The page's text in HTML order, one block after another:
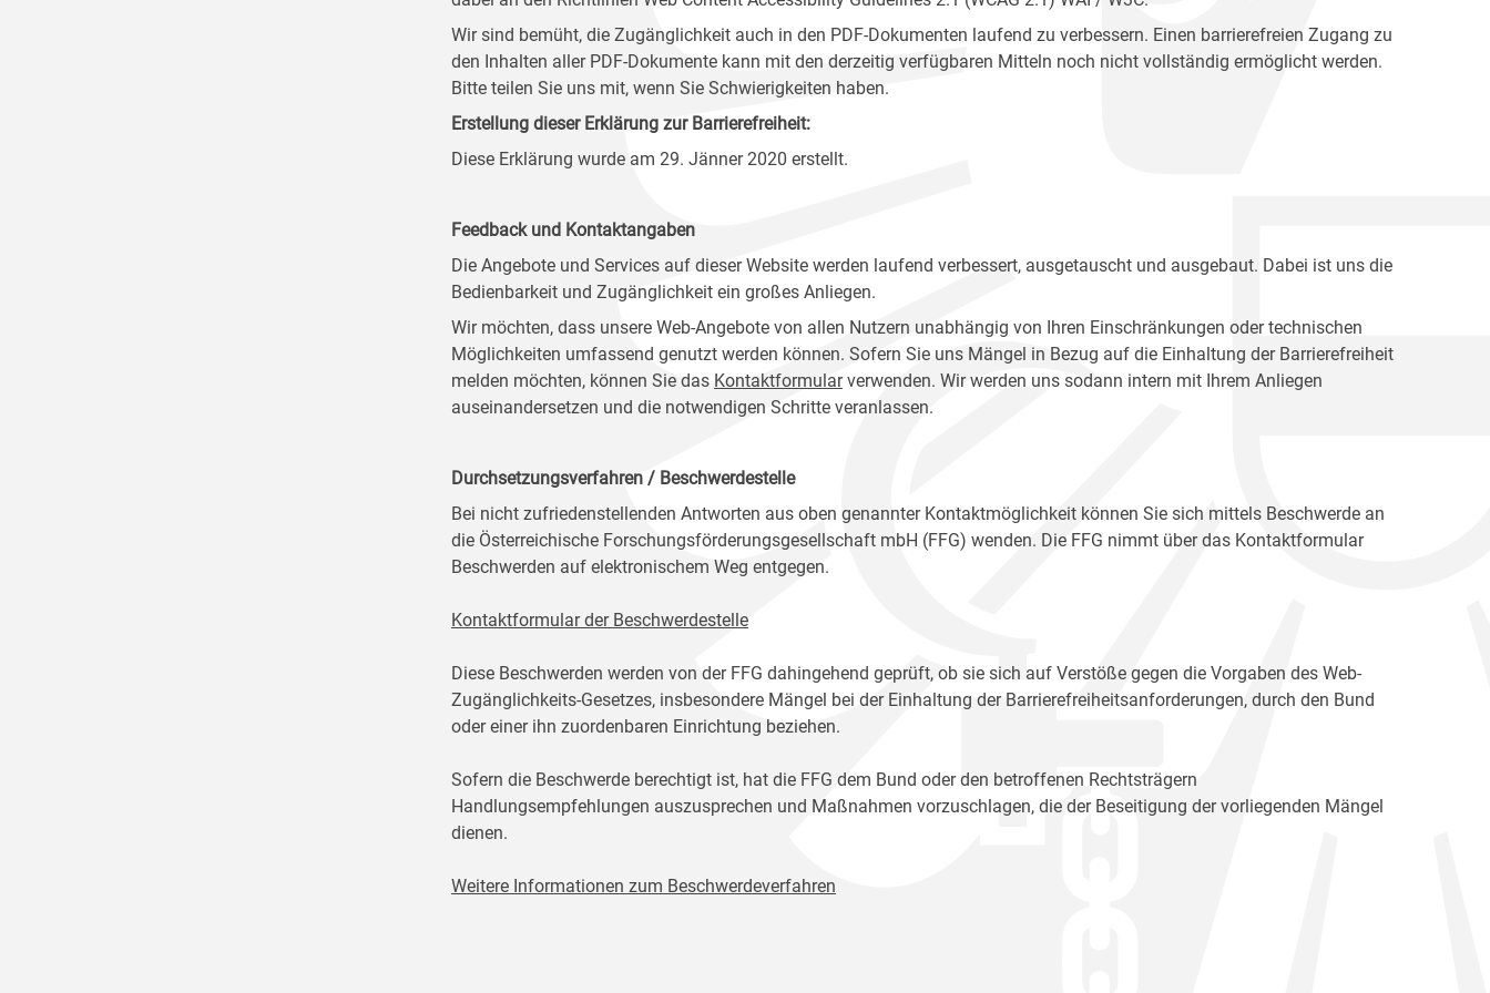
Wir sind bemüht, die Zugänglichkeit auch in den PDF-Dokumenten laufend zu verbessern. Einen barrierefreien Zugang zu
den Inhalten aller PDF-Dokumente kann mit den derzeitig verfügbaren Mitteln noch nicht vollständig ermöglicht werden.
Bitte teilen Sie uns mit, wenn Sie Schwierigkeiten haben.
Erstellung dieser Erklärung zur Barrierefreiheit:
Diese Erklärung wurde am 29. Jänner 2020 erstellt.
Feedback und Kontaktangaben
Die Angebote und Services auf dieser Website werden laufend verbessert, ausgetauscht und ausgebaut. Dabei ist uns die
Bedienbarkeit und Zugänglichkeit ein großes Anliegen.
Wir möchten, dass unsere Web-Angebote von allen Nutzern unabhängig von Ihren Einschränkungen oder technischen
Möglichkeiten umfassend genutzt werden können. Sofern Sie uns Mängel in Bezug auf die Einhaltung der Barrierefreiheit
melden möchten, können Sie das Kontaktformularverwenden. Wir werden uns sodann intern mit Ihrem Anliegen
auseinandersetzen und die notwendigen Schritte veranlassen.
Durchsetzungsverfahren / Beschwerdestelle
Bei nicht zufriedenstellenden Antworten aus oben genannter Kontaktmöglichkeit können Sie sich mittels Beschwerde an
die Österreichische Forschungsförderungsgesellschaft mbH (FFG) wenden. Die FFG nimmt über das Kontaktformular
Beschwerden auf elektronischem Weg entgegen.
Kontaktformular der Beschwerdestelle
Diese Beschwerden werden von der FFG dahingehend geprüft, ob sie sich auf Verstöße gegen die Vorgaben des Web-
Zugänglichkeits-Gesetzes, insbesondere Mängel bei der Einhaltung der Barrierefreiheitsanforderungen, durch den Bund
oder einer ihn zuordenbaren Einrichtung beziehen.
Sofern die Beschwerde berechtigt ist, hat die FFG dem Bund oder den betroffenen Rechtsträgern
Handlungsempfehlungen auszusprechen und Maßnahmen vorzuschlagen, die der Beseitigung der vorliegenden Mängel
dienen.
Weitere Informationen zum Beschwerdeverfahren